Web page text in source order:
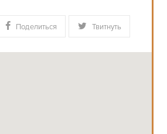
Поделиться Твитнуть